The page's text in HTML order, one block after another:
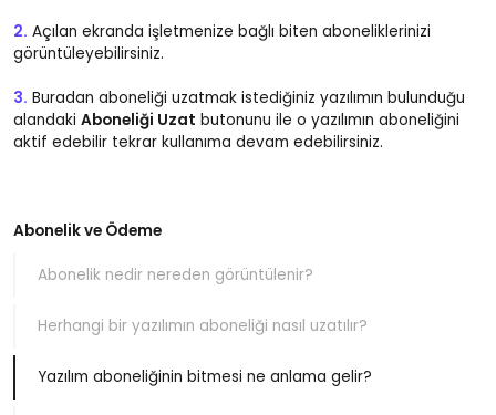
2. Açılan ekranda işletmenize bağlı biten aboneliklerinizi
görüntüleyebilirsiniz.
3. Buradan aboneliği uzatmak istediğiniz yazılımın bulunduğu
alandaki Aboneliği Uzat butonunu ile o yazılımın aboneliğini
aktif edebilir tekrar kullanıma devam edebilirsiniz.
Abonelik ve Ödeme
Abonelik nedir nereden görüntülenir?
Herhangi bir yazılımın aboneliği nasıl uzatılır?
Yazılım aboneliğinin bitmesi ne anlama gelir?